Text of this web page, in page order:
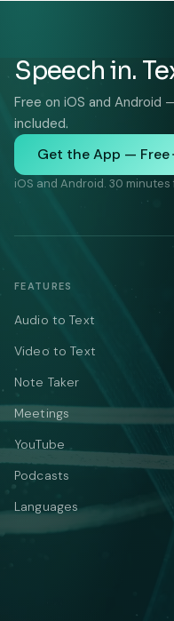
Speech in.
Free on iOS and
included.
Get the App — Free
iOS and Android. 30 minutes
FEATURES
Audio to Text
Video to Text
Note Taker
Meetings
YouTube
Podcasts
Languages